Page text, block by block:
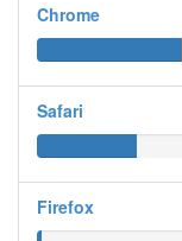
Chrome
Safari
Firefox